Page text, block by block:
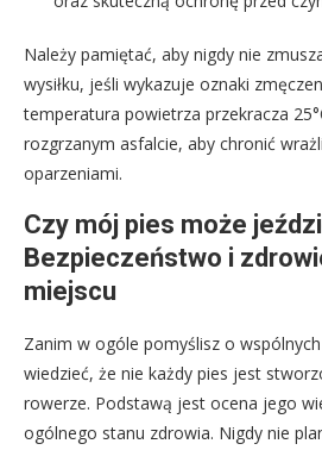
Należy pamiętać, aby nigdy nie
wysiłku, jeśli wykazuje oznaki
temperatura powietrza przekracza
rozgrzanym asfalcie, aby chronić
oparzeniami.
Czy mój pies może
Bezpieczeństwo i
miejscu
Zanim w ogóle pomyślisz o
wiedzieć, że nie każdy pies jest
rowerze. Podstawą jest ocena jego
ogólnego stanu zdrowia. Nigdy nie